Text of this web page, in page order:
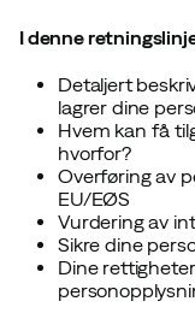
I denne
Detaljert
lagrer dine
Hvem kan få
hvorfor?
Overføring av
EU/EØS
Vurdering av
Sikre dine
Dine